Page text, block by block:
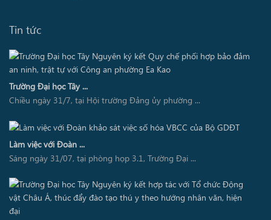
Tin tức
Trường Đại học Tây ...
Chiều ngày 31/7, tại Hội trường Đảng ủy phường ...
Làm việc với Đoàn ...
Sáng ngày 31/07, tại phòng họp 3.1, Trường Đại ...